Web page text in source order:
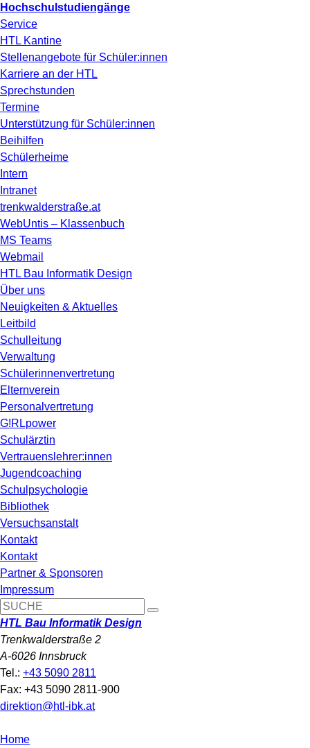
Hochschulstudiengänge
Service
HTL Kantine
Stellenangebote für Schüler:innen
Karriere an der HTL
Sprechstunden
Termine
Unterstützung für Schüler:innen
Beihilfen
Schülerheime
Intern
Intranet
trenkwalderstraße.at
WebUntis – Klassenbuch
MS Teams
Webmail
HTL Bau Informatik Design
Über uns
Neuigkeiten & Aktuelles
Leitbild
Schulleitung
Verwaltung
Schülerinnenvertretung
Elternverein
Personalvertretung
G!RLpower
Schulärztin
Vertrauenslehrer:innen
Jugendcoaching
Schulpsychologie
Bibliothek
Versuchsanstalt
Kontakt
Kontakt
Partner & Sponsoren
Impressum
HTL Bau Informatik Design
Trenkwalderstraße 2
A-6026 Innsbruck
Tel.: +43 5090 2811
Fax: +43 5090 2811-900
direktion@htl-ibk.at
Home